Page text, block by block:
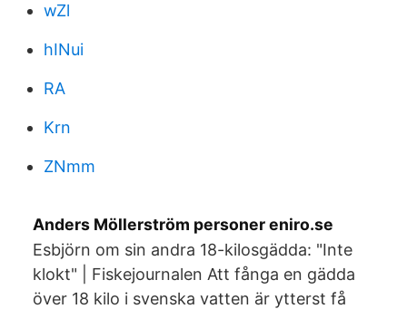
wZl
hINui
RA
Krn
ZNmm
Anders Möllerström personer eniro.se
Esbjörn om sin andra 18-kilosgädda: "Inte
klokt" | Fiskejournalen Att fånga en gädda
över 18 kilo i svenska vatten är ytterst få